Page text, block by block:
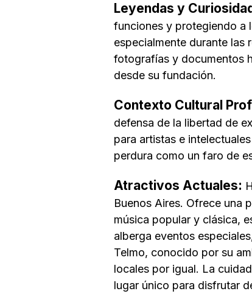
Leyendas y
funciones y protegiendo a
especialmente durante las
fotografías y documentos
desde su fundación.
Contexto Cultural
defensa de la libertad de
para artistas e
perdura como un faro de
Atractivos Actuales:
Buenos Aires. Ofrece una
música popular y clásica,
alberga eventos
Telmo, conocido por su
locales por igual. La
lugar único para disfrutar